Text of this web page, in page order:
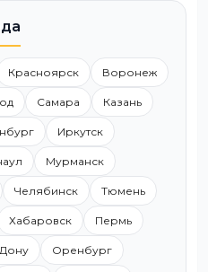
Красноярск Воронеж
Самара Казань
Иркутск
Мурманск
Челябинск Тюмень
Хабаровск Пермь
Оренбург